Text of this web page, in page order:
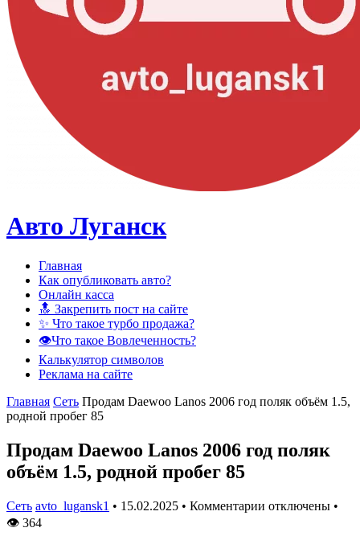
Авто Луганск
Главная
Как опубликовать авто?
Онлайн касса
🔝 Закрепить пост на сайте
✨ Что такое турбо продажа?
👁️Что такое Вовлеченность?
Калькулятор символов
Реклама на сайте
Главная Сеть Продам Daewoo Lanos 2006 год поляк объём 1.5,
родной пробег 85
Продам Daewoo Lanos 2006 год поляк
объём 1.5, родной пробег 85
Сеть avto_lugansk1 • 15.02.2025 • Комментарии отключены •
👁 364